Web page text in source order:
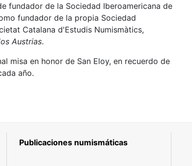
fundador de la Sociedad Iberoamericana de
fundador de la propia Sociedad
Catalana d'Estudis Numismàtics,
Austrias.
misa en honor de San Eloy, en recuerdo de
año.
Publicaciones numismáticas